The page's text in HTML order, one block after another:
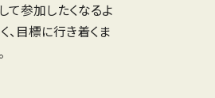
て参加したくなるよ
目標に行き着くま